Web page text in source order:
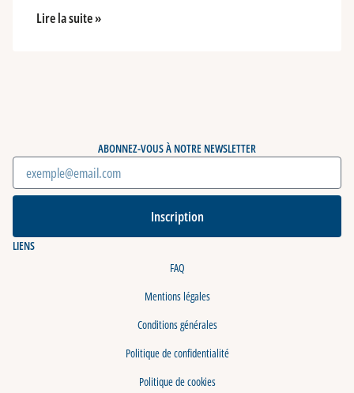
Lire la suite »
LIENS
FAQ
Mentions légales
Conditions générales
Politique de confidentialité
Politique de cookies
ABONNEZ-VOUS À NOTRE NEWSLETTER
Inscription